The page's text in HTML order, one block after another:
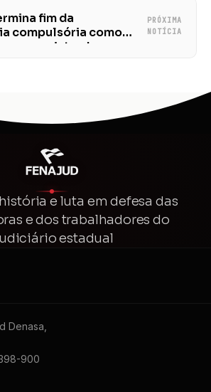
fim da
compulsória como
a magistrados;
PRÓXIMA
NOTÍCIA
e luta em defesa das
e dos trabalhadores do
estadual
Denasa,
900